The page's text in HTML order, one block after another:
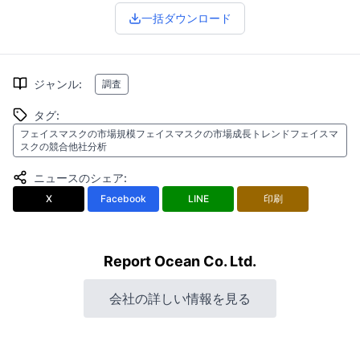
一括ダウンロード
ジャンル: 調査
タグ:
フェイスマスクの市場規模フェイスマスクの市場成長トレンドフェイスマ
スクの競合他社分析
ニュースのシェア:
X Facebook LINE 印刷
Report Ocean Co. Ltd.
会社の詳しい情報を見る